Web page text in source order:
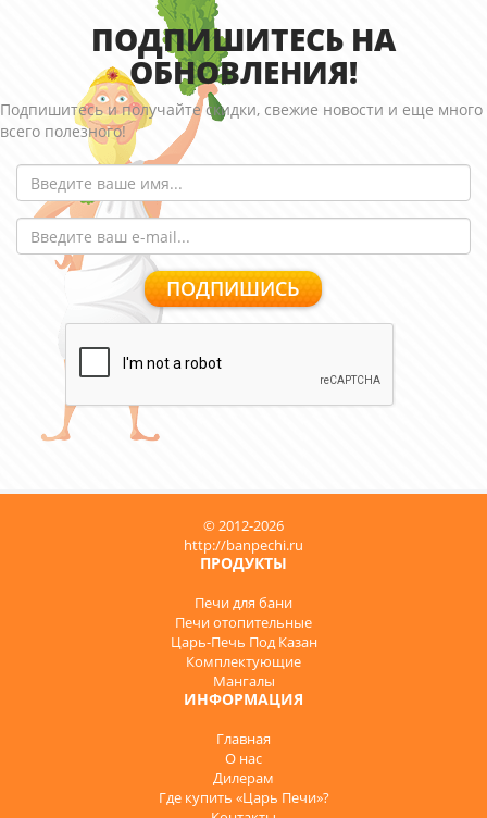
ПОДПИШИТЕСЬ НА
ОБНОВЛЕНИЯ!
Подпишитесь и получайте скидки, свежие новости и еще много
всего полезного!
© 2012-2026
http://banpechi.ru
ПРОДУКТЫ
Печи для бани
Печи отопительные
Царь-Печь Под Казан
Комплектующие
Мангалы
ИНФОРМАЦИЯ
Главная
О нас
Дилерам
Где купить «Царь Печи»?